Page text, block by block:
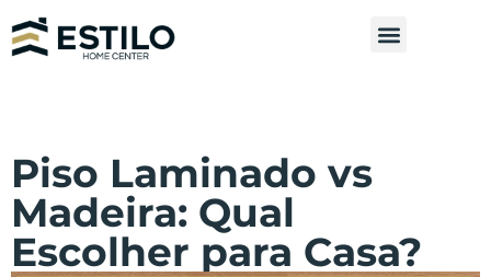
Piso Laminado vs
Madeira: Qual
Escolher para Casa?